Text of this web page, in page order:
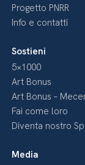
Progetto PNRR
Info e contatti
Sostieni
5×1000
Art Bonus
Art Bonus –
Fai come loro
Diventa nostro
Media